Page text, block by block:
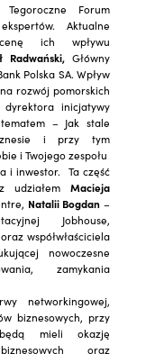
Tegoroczne Forum
Aktualne
ich wpływu
Radwański, Główny
Polska SA. Wpływ
rozwój pomorskich
inicjatywy
– Jak stale
i przy tym
i Twojego zespołu
i inwestor. Ta część
udziałem Macieja
Natalii Bogdan –
Jobhouse,
współwłaściciela
nowoczesne
zamykania
networkingowej,
biznesowych, przy
mieli okazję
oraz